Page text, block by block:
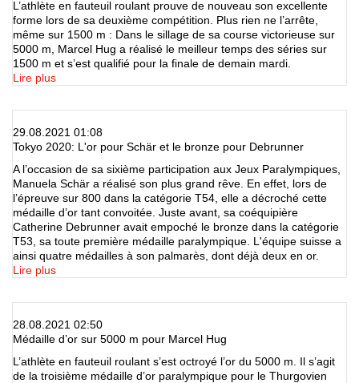
L’athlète en fauteuil roulant prouve de nouveau son excellente
forme lors de sa deuxième compétition. Plus rien ne l’arrête,
même sur 1500 m : Dans le sillage de sa course victorieuse sur
5000 m, Marcel Hug a réalisé le meilleur temps des séries sur
1500 m et s’est qualifié pour la finale de demain mardi.
Lire plus
29.08.2021 01:08
Tokyo 2020: L'or pour Schär et le bronze pour Debrunner
A l’occasion de sa sixième participation aux Jeux Paralympiques,
Manuela Schär a réalisé son plus grand rêve. En effet, lors de
l’épreuve sur 800 dans la catégorie T54, elle a décroché cette
médaille d’or tant convoitée. Juste avant, sa coéquipière
Catherine Debrunner avait empoché le bronze dans la catégorie
T53, sa toute première médaille paralympique. L'équipe suisse a
ainsi quatre médailles à son palmarès, dont déjà deux en or.
Lire plus
28.08.2021 02:50
Médaille d’or sur 5000 m pour Marcel Hug
L’athlète en fauteuil roulant s’est octroyé l’or du 5000 m. Il s’agit
de la troisième médaille d’or paralympique pour le Thurgovien